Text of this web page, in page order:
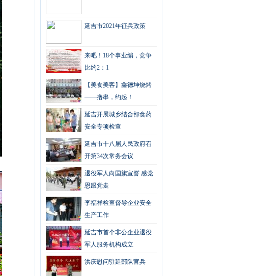
延吉市2021年征兵政策
来吧！18个事业编，竞争
比约2：1
【美食美客】鑫德坤烧烤
——撸串，约起！
延吉开展城乡结合部食药
安全专项检查
延吉市十八届人民政府召
开第34次常务会议
退役军人向国旗宣誓 感党
恩跟党走
李福祥检查督导企业安全
生产工作
延吉市首个非公企业退役
军人服务机构成立
洪庆慰问驻延部队官兵